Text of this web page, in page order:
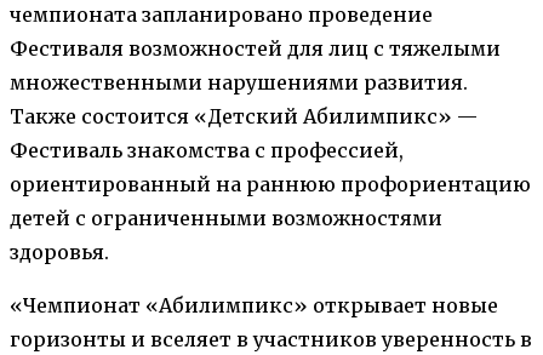
чемпионата запланировано проведение
Фестиваля возможностей для лиц с тяжелыми
множественными нарушениями развития.
Также состоится «Детский Абилимпикс» —
Фестиваль знакомства с профессией,
ориентированный на раннюю профориентацию
детей с ограниченными возможностями
здоровья.
«Чемпионат «Абилимпикс» открывает новые
горизонты и вселяет в участников уверенность в